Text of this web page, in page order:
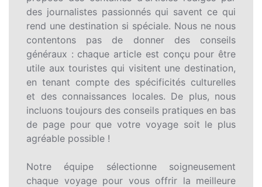
des journalistes passionnés qui savent ce qui
rend une destination si spéciale. Nous ne nous
contentons pas de donner des conseils
généraux : chaque article est conçu pour être
utile aux touristes qui visitent une destination,
en tenant compte des spécificités culturelles
et des connaissances locales. De plus, nous
incluons toujours des conseils pratiques en bas
de page pour que votre voyage soit le plus
agréable possible !
Notre équipe sélectionne soigneusement
chaque voyage pour vous offrir la meilleure